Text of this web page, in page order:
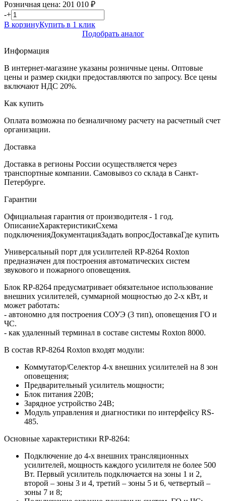
Розничная цена: 201 010 ₽
-+
В корзинуКупить в 1 клик
Подобрать аналог
Информация
В интернет-магазине указаны розничные цены. Оптовые
цены и размер скидки предоставляются по запросу. Все цены
включают НДС 20%.
Как купить
Оплата возможна по безналичному расчету на расчетный счет
организации.
Доставка
Доставка в регионы России осуществляется через
транспортные компании. Самовывоз со склада в Санкт-
Петербурге.
Гарантии
Официальная гарантия от производителя - 1 год.
ОписаниеХарактеристикиСхема
подключенияДокументацияЗадать вопросДоставкаГде купить
Универсальный порт для усилителей RP-8264 Roxton
предназначен для построения автоматических систем
звукового и пожарного оповещения.
Блок RP-8264 предусматривает обязательное использование
внешних усилителей, суммарной мощностью до 2-х кВт, и
может работать:
- автономно для построения СОУЭ (3 тип), оповещения ГО и
ЧС.
- как удаленный терминал в составе системы Roxton 8000.
В состав RP-8264 Roxton входят модули:
Коммутатор/Селектор 4-х внешних усилителей на 8 зон
оповещения;
Предварительный усилитель мощности;
Блок питания 220В;
Зарядное устройство 24В;
Модуль управления и диагностики по интерфейсу RS-
485.
Основные характеристики RP-8264:
Подключение до 4-х внешних трансляционных
усилителей, мощность каждого усилителя не более 500
Вт. Первый усилитель подключается на зоны 1 и 2,
второй – зоны 3 и 4, третий – зоны 5 и 6, четвертый –
зоны 7 и 8;